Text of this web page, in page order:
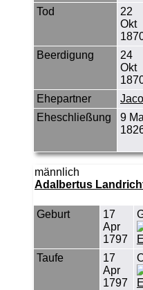
Tod
22
Okt
Beerdigung
24
Okt
Ehepartner
Eheschließung
9
männlich
Adalbertus
Geburt
17
Apr
1797
Taufe
17
Apr
1797